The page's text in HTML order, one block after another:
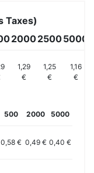
Taxes)
200025005000
1,29
€
1,25
€
1,16
€
500 2000 5000
0,58 € 0,49 € 0,40 €